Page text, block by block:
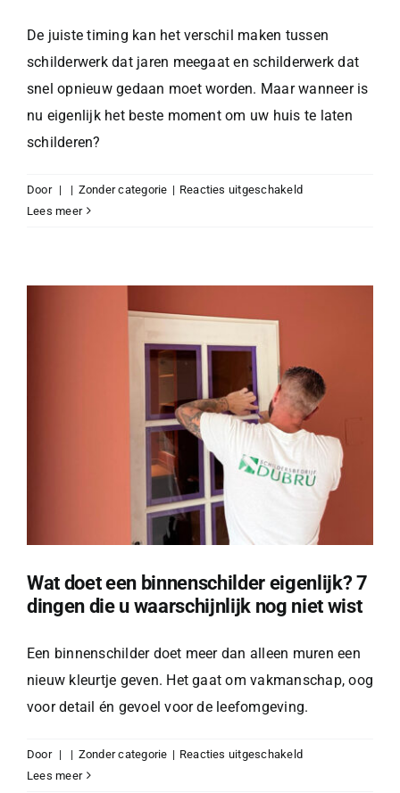
De juiste timing kan het verschil maken tussen
schilderwerk dat jaren meegaat en schilderwerk dat
snel opnieuw gedaan moet worden. Maar wanneer is
nu eigenlijk het beste moment om uw huis te laten
schilderen?
Door | | Zonder categorie | Reacties uitgeschakeldvoor
te
laten
schilderen?
Lees meer
Wat doet een binnenschilder eigenlijk? 7
dingen die u waarschijnlijk nog niet wist
Een binnenschilder doet meer dan alleen muren een
nieuw kleurtje geven. Het gaat om vakmanschap, oog
voor detail én gevoel voor de leefomgeving.
Door | | Zonder categorie | Reacties uitgeschakeldvoor
Lees meer